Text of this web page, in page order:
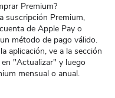
Premium?
suscripción Premium,
de Apple Pay o
método de pago válido.
aplicación, ve a la sección
"Actualizar" y luego
mensual o anual.